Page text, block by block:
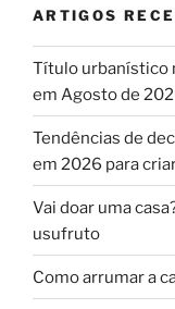
ARTIGOS
Título urbanístico
em Agosto de
Tendências de
em 2026 para
Vai doar uma
usufruto
Como arrumar a